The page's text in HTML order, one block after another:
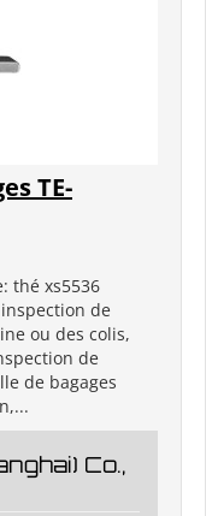
TE-
thé xs5536
de
ou des colis,
de
de bagages
Co.,